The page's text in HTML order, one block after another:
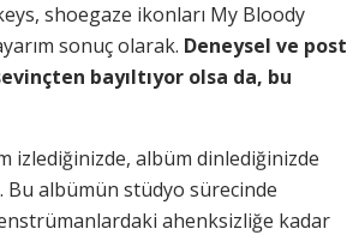
shoegaze ikonları My Bloody
sonuç olarak. Deneysel ve post
bayıltıyor olsa da, bu
izlediğinizde, albüm dinlediğinizde
Bu albümün stüdyo sürecinde
ahenksizliğe kadar